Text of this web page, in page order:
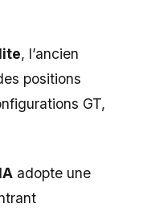
, l’ancien
positions
GT,
adopte une